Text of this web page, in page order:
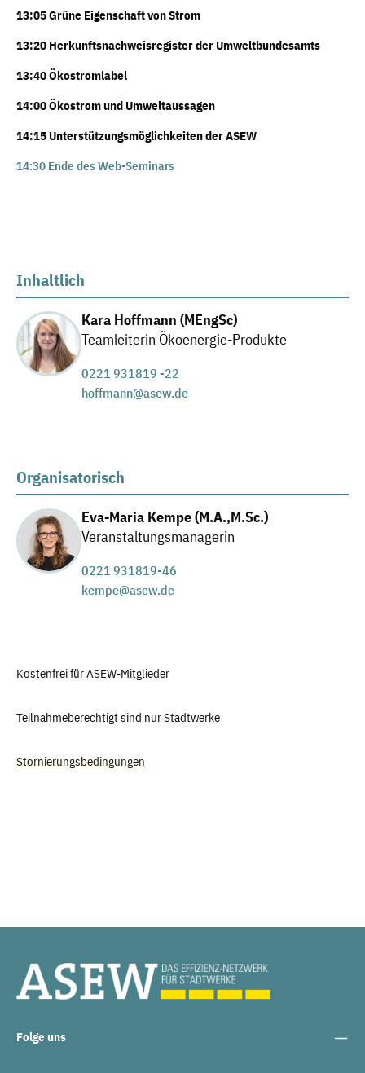
13:05 Grüne Eigenschaft von Strom
13:20 Herkunftsnachweisregister der Umweltbundesamts
13:40 Ökostromlabel
14:00 Ökostrom und Umweltaussagen
14:15 Unterstützungsmöglichkeiten der ASEW
14:30 Ende des Web-Seminars
Inhaltlich
Kara Hoffmann (MEngSc)
Teamleiterin Ökoenergie-Produkte
0221 931819 -22
hoffmann@asew.de
Organisatorisch
Eva-Maria Kempe (M.A.,M.Sc.)
Veranstaltungsmanagerin
0221 931819-46
kempe@asew.de
Kostenfrei für ASEW-Mitglieder
Teilnahmeberechtigt sind nur Stadtwerke
Stornierungsbedingungen
Folge uns